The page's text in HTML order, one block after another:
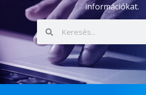
információkat.